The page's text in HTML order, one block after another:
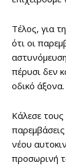
Τέλος, για
ότι οι
πέρυσι δεν
οδικό άξονα.
Κάλεσε τους
νέου
προσωρινή